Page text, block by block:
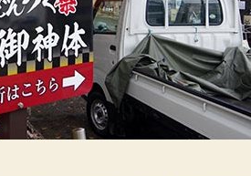
界
最
大。
へ
の